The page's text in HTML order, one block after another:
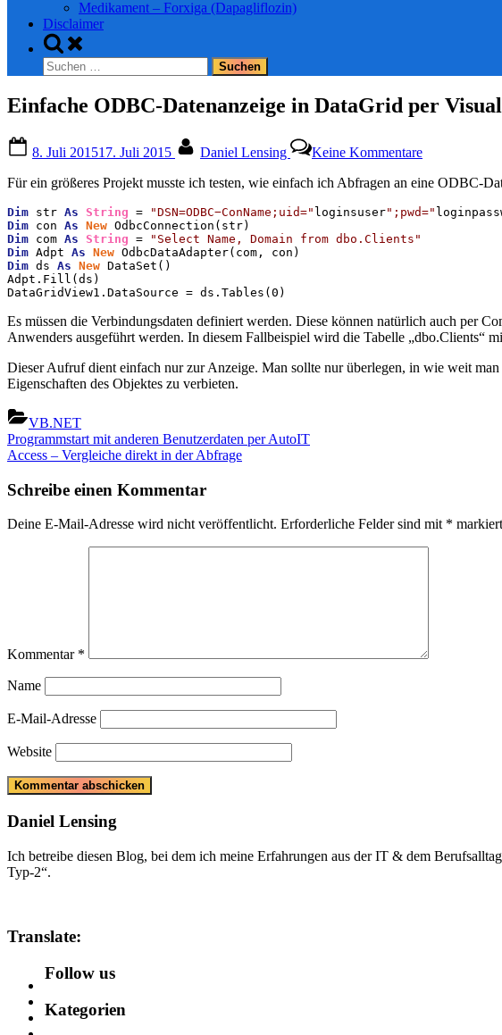
Medikament – Forxiga (Dapagliflozin)
Disclaimer
Toggle
search
form
Suchen
nach:
Einfache ODBC-Datenanzeige in DataGrid per
on
8. Juli 201517. Juli 2015 Daniel Lensing Keine KommentareEinfache
ODBC-
Datenanzeige
in
DataGrid
Für ein größeres Projekt musste ich testen, wie einfach ich Abfragen an eine ODBC-
Dim str As String = "DSN=ODBC−ConName;uid=" loginsuser";pwd="
Dim con As New
Dim com As String =
"Select Name, Domain from dbo.Clients"
Dim Adpt As New
Dim ds As New DataSet()
Adpt.Fill(ds)
DataGridView1.DataSource = ds.Tables(0)
Es müssen die Verbindungsdaten definiert werden. Diese können natürlich auch per
Anwenders ausgeführt werden. In diesem Fallbeispiel wird die Tabelle „dbo.Clients“
Dieser Aufruf dient einfach nur zur Anzeige. Man sollte nur überlegen, in wie weit
Eigenschaften des Objektes zu verbieten.
VB.NET
Beitragsnavigation
Previous
Post:
Programmstart mit anderen Benutzerdaten per AutoIT
Next
Access – Vergleiche direkt in der Abfrage
Schreibe einen Kommentar
Deine E-Mail-Adresse wird nicht veröffentlicht. Erforderliche Felder sind mit * markiert
Kommentar *
Name
E-Mail-Adresse
Website
Daniel Lensing
Ich betreibe diesen Blog, bei dem ich meine Erfahrungen aus der IT & dem
Typ-2“.
Translate:
Follow us
Kategorien